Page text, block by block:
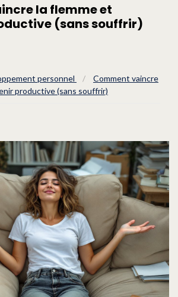
la flemme et
(sans souffrir)
personnel /
Comment vaincre
productive (sans souffrir)